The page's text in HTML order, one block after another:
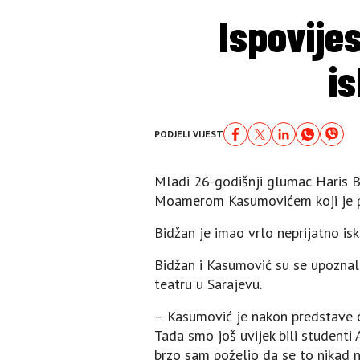
PODJELI VIJEST
Mladi 26-godišnji glumac Haris
Moamerom Kasumovićem koji
Bidžan je imao vrlo neprijatno
Bidžan i Kasumović su se
teatru u Sarajevu.
– Kasumović je nakon
Tada smo još uvijek bili studenti
brzo sam poželio da se to nikad